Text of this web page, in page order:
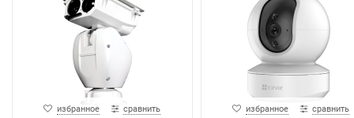
избранное сравнить избранное сравнить